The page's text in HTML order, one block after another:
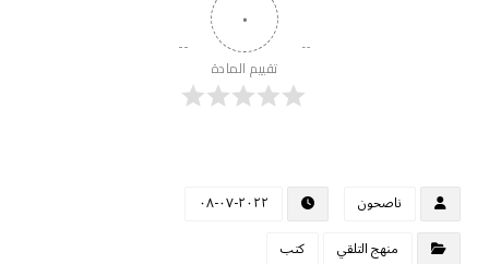
٠
تقييم المادة
ناصحون
٢٠٢٢-٠٧-٠٨
منهج التلقي
كتب